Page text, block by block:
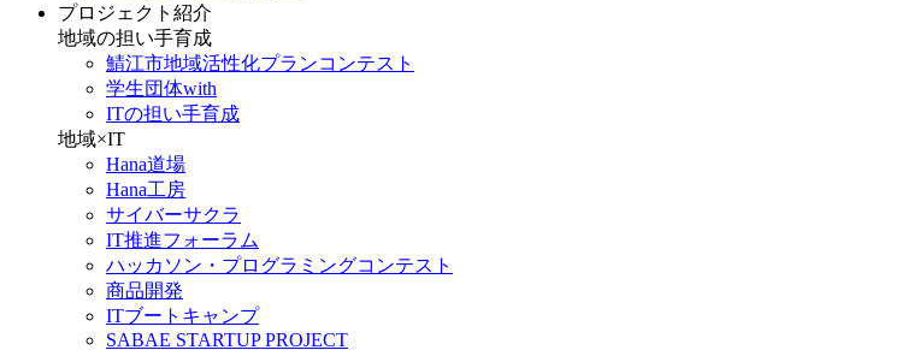
プロジェクト紹介
地域の担い手育成
鯖江市地域活性化プランコンテスト
学生団体with
ITの担い手育成
地域×IT
Hana道場
Hana工房
サイバーサクラ
IT推進フォーラム
ハッカソン・プログラミングコンテスト
商品開発
ITブートキャンプ
SABAE STARTUP PROJECT